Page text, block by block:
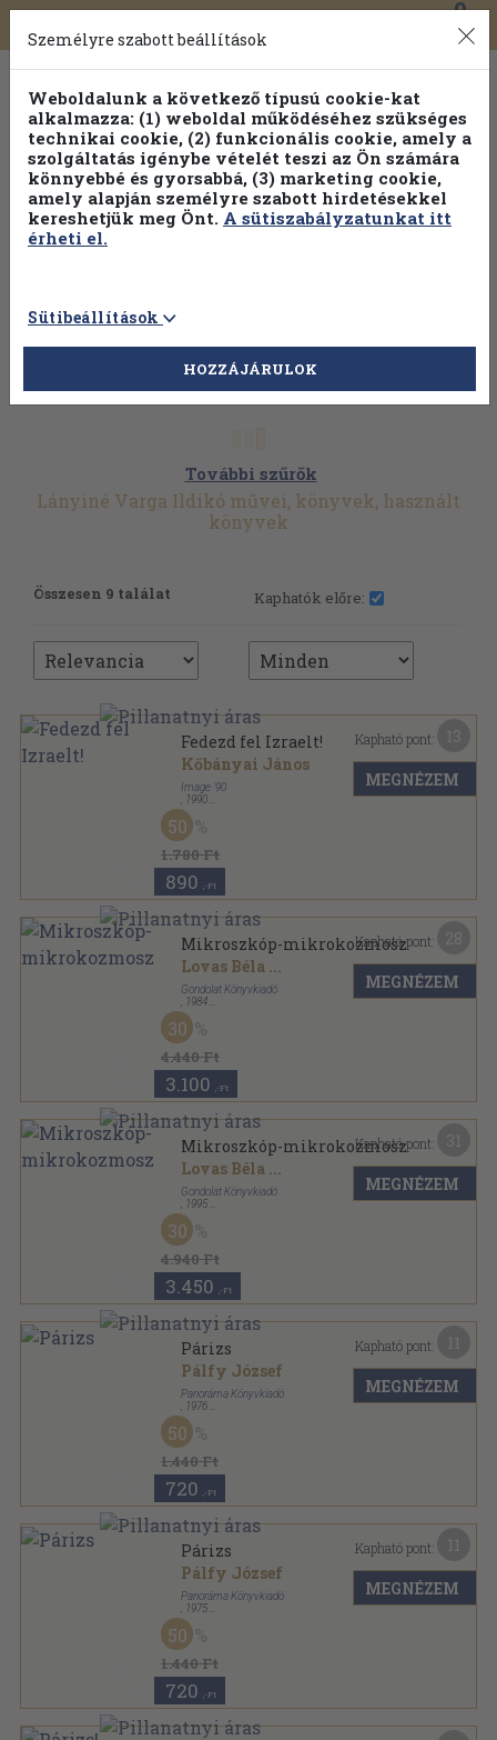
Toggle
navigation
0
További szűrők
Lányiné Varga Ildikó művei, könyvek, használt
könyvek
Összesen 9 találat Kaphatók előre:
Fedezd fel Izraelt!
Kőbányai János
Image '90
1990
Ragasztott papírkötés
Fedezd fel! sorozat
1.780 Ft
50
890 ,-Ft
Kapható pont:
MEGNÉZEM
Mikroszkóp-mikrokozmosz
Lovas Béla ...
Gondolat Könyvkiadó
1984
Vászon
4.440 Ft
30
3.100 ,-Ft
Kapható pont:
MEGNÉZEM
Mikroszkóp-mikrokozmosz
Lovas Béla ...
Gondolat Könyvkiadó
1995
Fűzött kemény papírkötés
4.940 Ft
30
3.450 ,-Ft
Kapható pont:
MEGNÉZEM
Párizs
Pálfy József
Panoráma Könyvkiadó
1976
Fűzött kemény papírkötés
Panoráma külföldi városkalauz sorozat
1.440 Ft
50
720 ,-Ft
Kapható pont:
MEGNÉZEM
Párizs
Pálfy József
Panoráma Könyvkiadó
1975
Fűzött kemény papírkötés
Panoráma külföldi városkalauz sorozat
1.440 Ft
50
720 ,-Ft
Kapható pont:
MEGNÉZEM
Személyre szabott beállítások
Weboldalunk a következő típusú cookie-kat
alkalmazza: (1) weboldal működéséhez szükséges
technikai cookie, (2) funkcionális cookie, amely a
szolgáltatás igénybe vételét teszi az Ön számára
könnyebbé és gyorsabbá, (3) marketing cookie,
amely alapján személyre szabott hirdetésekkel
kereshetjük meg Önt. A sütiszabályzatunkat itt
érheti el.
Sütibeállítások
HOZZÁJÁRULOK